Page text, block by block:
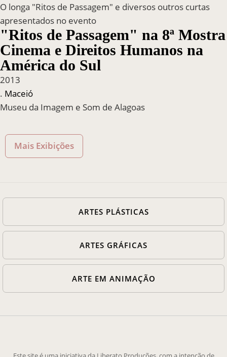
O longa "Ritos de Passagem" e diversos outros curtas
apresentados no evento
"Ritos de Passagem" na 8ª Mostra
Cinema e Direitos Humanos na
América do Sul
2013
. Maceió
Museu da Imagem e Som de Alagoas
Mais Exibições
ARTES PLÁSTICAS
ARTES GRÁFICAS
ARTE EM ANIMAÇÃO